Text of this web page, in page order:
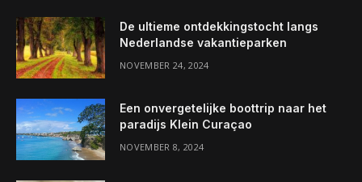
De ultieme ontdekkingstocht langs
Nederlandse vakantieparken
NOVEMBER 24, 2024
Een onvergetelijke boottrip naar het
paradijs Klein Curaçao
NOVEMBER 8, 2024